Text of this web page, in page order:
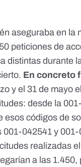
aseguraba en la
peticiones de
distintas durante
En concreto
y el 31 de mayo
desde la
esos códigos de
001-042541 y
realizadas
a las 1.450,